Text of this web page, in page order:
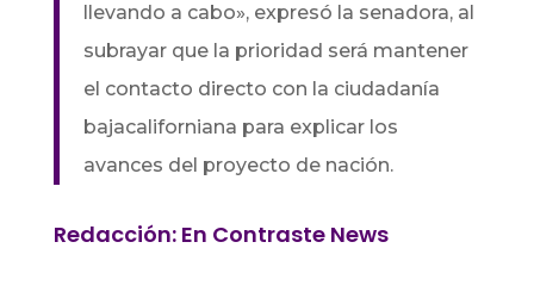
llevando a cabo», expresó la senadora, al
subrayar que la prioridad será mantener
el contacto directo con la ciudadanía
bajacaliforniana para explicar los
avances del proyecto de nación.
Redacción: En Contraste News